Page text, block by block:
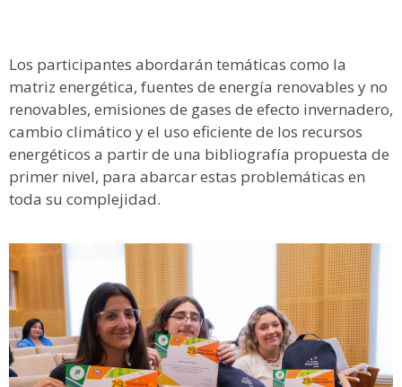
Los participantes abordarán temáticas como la
matriz energética, fuentes de energía renovables y no
renovables, emisiones de gases de efecto invernadero,
cambio climático y el uso eficiente de los recursos
energéticos a partir de una bibliografía propuesta de
primer nivel, para abarcar estas problemáticas en
toda su complejidad.